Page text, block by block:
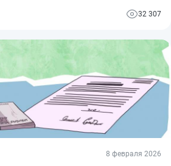
пенсию по старости.
32 307
8 февраля 2026